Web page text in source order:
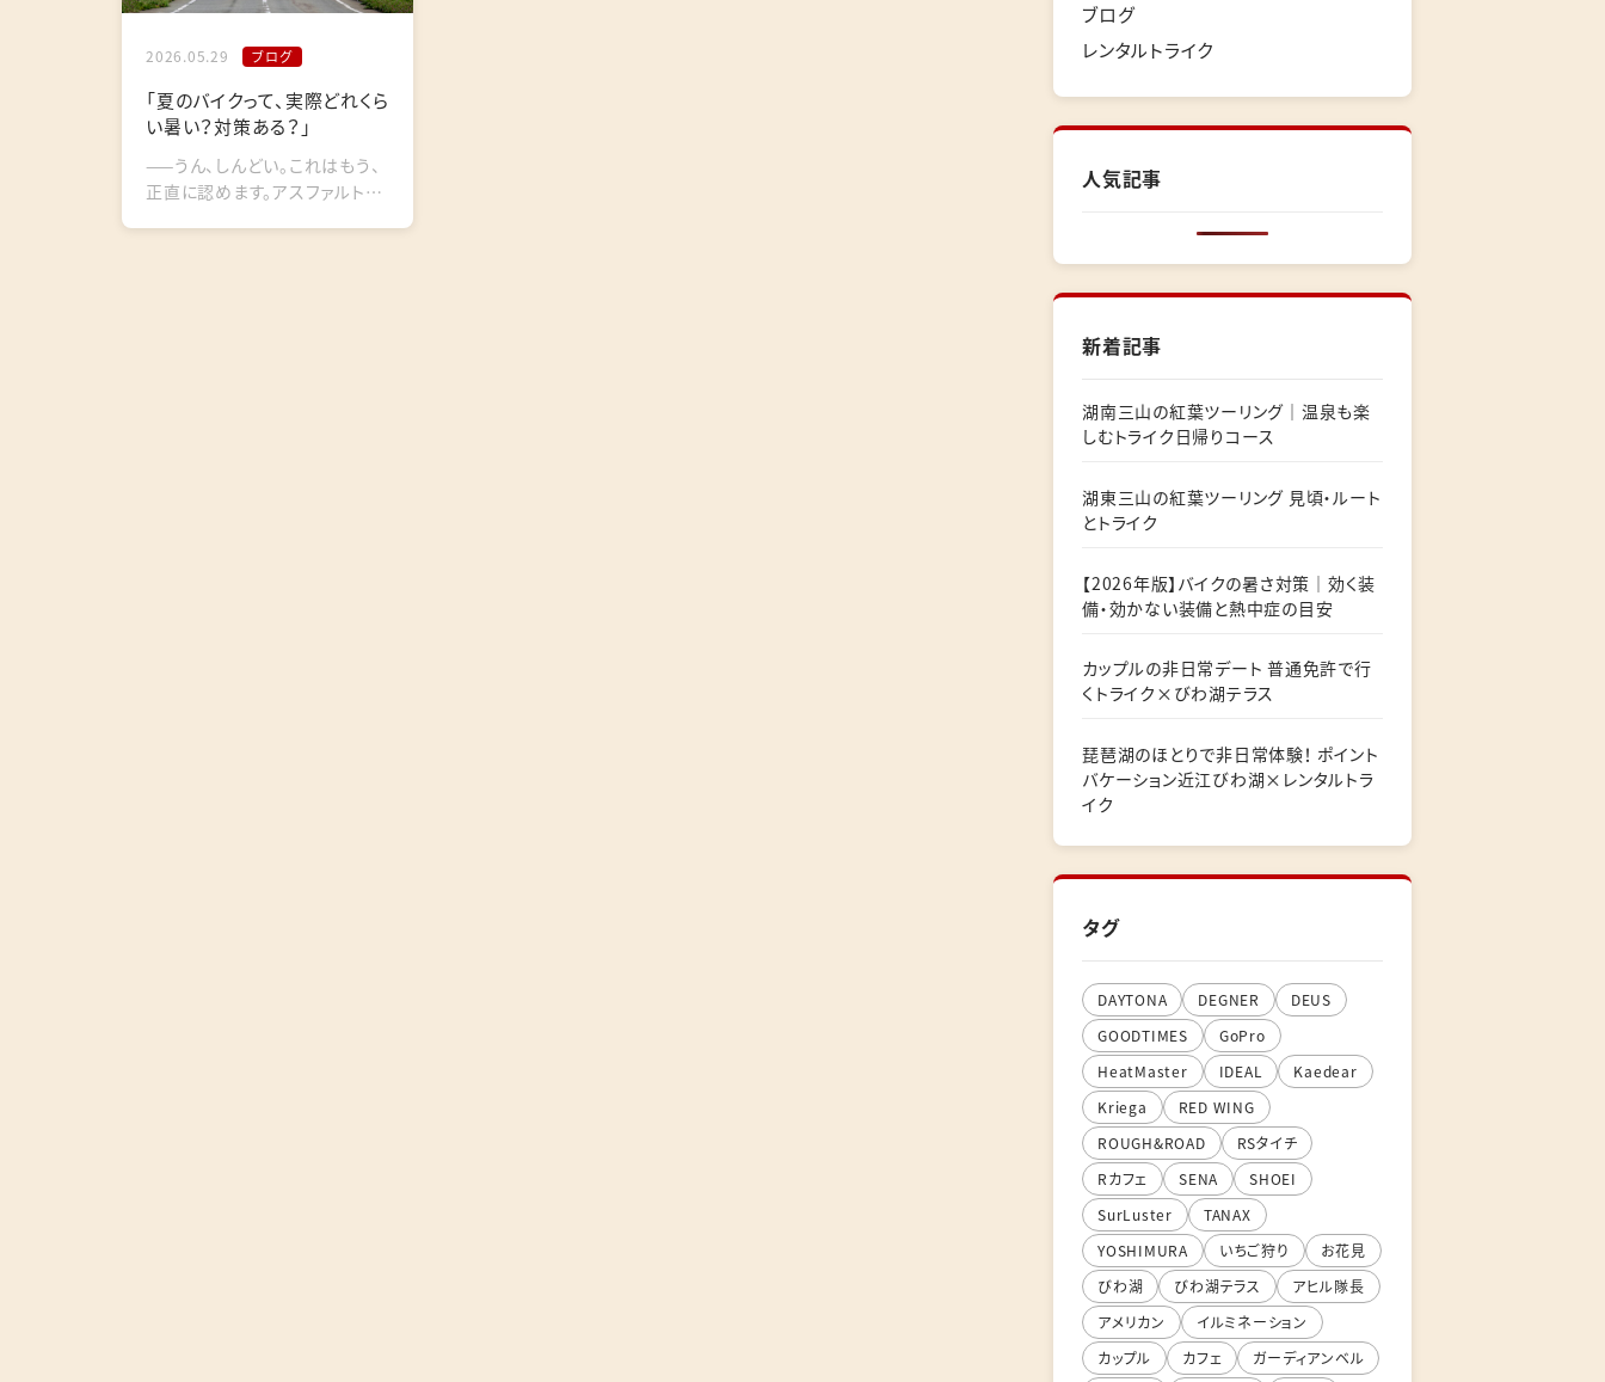
2026.05.29 ブログ
「夏のバイクって、実際どれくら
い暑い？対策ある？」
——うん、しんどい。これはもう、
正直に認めます。アスファルトの
ブログ
レンタルトライク
人気記事
新着記事
湖南三山の紅葉ツーリング｜温泉も楽
しむトライク日帰りコース
湖東三山の紅葉ツーリング 見頃・ルート
とトライク
【2026年版】バイクの暑さ対策｜効く装
備・効かない装備と熱中症の目安
カップルの非日常デート 普通免許で行
くトライク×びわ湖テラス
琵琶湖のほとりで非日常体験！ ポイント
バケーション近江びわ湖×レンタルトラ
イク
タグ
DAYTONA DEGNER
DEUS
GOODTIMES
GoPro
HeatMaster
IDEAL
Kaedear
Kriega
RED WING
ROUGH&ROAD
RSタイチ
Rカフェ
SENA
SHOEI
SurLuster
TANAX
YOSHIMURA
いちご狩り
お花見
びわ湖
びわ湖テラス
アヒル隊長
アメリカン
イルミネーション
カップル
カフェ
ガーディアンベル